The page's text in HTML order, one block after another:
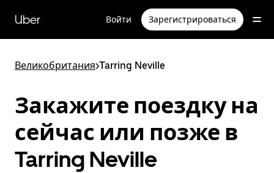
перейти
к
содержимому
Uber Войти Зарегистрироваться
Великобритания>Tarring Neville
Закажите поездку на
сейчас или позже в
Tarring Neville